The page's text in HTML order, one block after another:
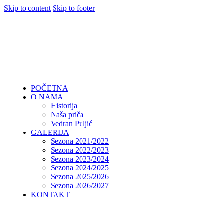
Skip to content Skip to footer
POČETNA
O NAMA
Historija
Naša priča
Vedran Puljić
GALERIJA
Sezona 2021/2022
Sezona 2022/2023
Sezona 2023/2024
Sezona 2024/2025
Sezona 2025/2026
Sezona 2026/2027
KONTAKT